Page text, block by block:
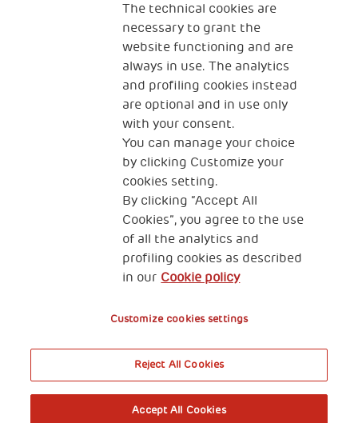
Programme Famille Programme Réfugiés
The Human Safety Net FRANCE
NOUS CONTACTER
89 RUE TAITBOUT 75009 PARIS
The technical cookies are
necessary to grant the
website functioning and are
always in use. The analytics
and profiling cookies instead
are optional and in use only
with your consent.
You can manage your choice
by clicking Customize your
cookies setting.
By clicking “Accept All
Cookies”, you agree to the use
of all the analytics and
profiling cookies as described
in our Cookie policy
Customize cookies settings
Reject All Cookies
Accept All Cookies